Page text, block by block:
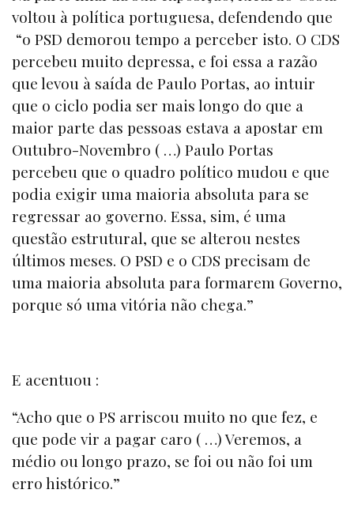
voltou à política portuguesa, defendendo que
“o PSD demorou tempo a perceber isto. O CDS
percebeu muito depressa, e foi essa a razão
que levou à saída de Paulo Portas, ao intuir
que o ciclo podia ser mais longo do que a
maior parte das pessoas estava a apostar em
Outubro-Novembro ( …) Paulo Portas
percebeu que o quadro político mudou e que
podia exigir uma maioria absoluta para se
regressar ao governo. Essa, sim, é uma
questão estrutural, que se alterou nestes
últimos meses. O PSD e o CDS precisam de
uma maioria absoluta para formarem Governo,
porque só uma vitória não chega.”
E acentuou :
“Acho que o PS arriscou muito no que fez, e
que pode vir a pagar caro ( …) Veremos, a
médio ou longo prazo, se foi ou não foi um
erro histórico.”